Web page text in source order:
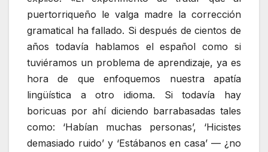
puertorriqueño le valga madre la corrección
gramatical ha fallado. Si después de cientos de
años todavía hablamos el español como si
tuviéramos un problema de aprendizaje, ya es
hora de que enfoquemos nuestra apatía
lingüística a otro idioma. Si todavía hay
boricuas por ahí diciendo barrabasadas tales
como: ‘Habían muchas personas’, ‘Hicistes
demasiado ruido’ y ‘Estábanos en casa’ — ¿no